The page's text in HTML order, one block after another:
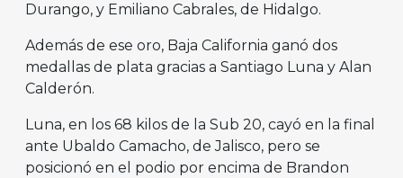
Durango, y Emiliano Cabrales, de Hidalgo.
Además de ese oro, Baja California ganó dos
medallas de plata gracias a Santiago Luna y Alan
Calderón.
Luna, en los 68 kilos de la Sub 20, cayó en la final
ante Ubaldo Camacho, de Jalisco, pero se
posicionó en el podio por encima de Brandon